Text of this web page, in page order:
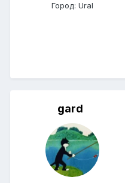
Город: Ural
gard